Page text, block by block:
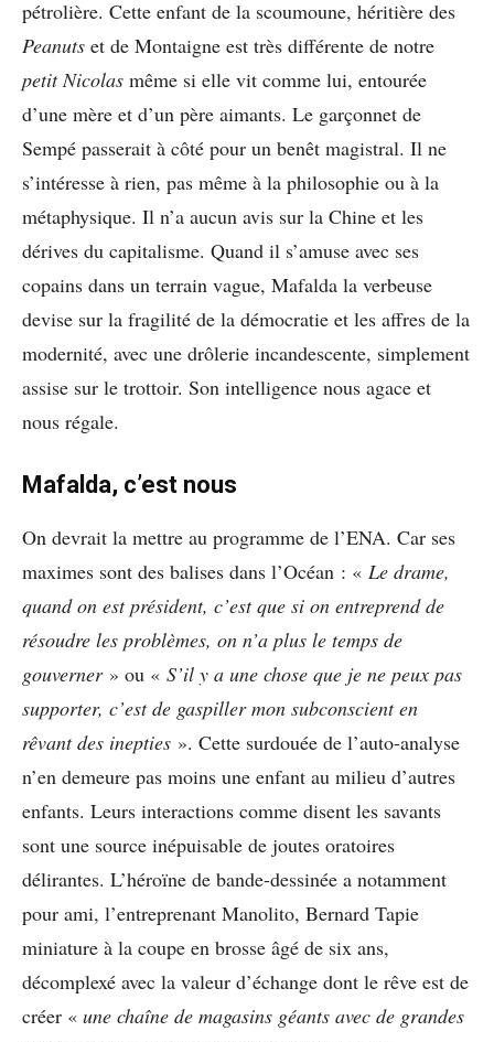
pétrolière. Cette enfant de la scoumoune, héritière des
Peanuts et de Montaigne est très différente de notre
petit Nicolas même si elle vit comme lui, entourée
d’une mère et d’un père aimants. Le garçonnet de
Sempé passerait à côté pour un benêt magistral. Il ne
s’intéresse à rien, pas même à la philosophie ou à la
métaphysique. Il n’a aucun avis sur la Chine et les
dérives du capitalisme. Quand il s’amuse avec ses
copains dans un terrain vague, Mafalda la verbeuse
devise sur la fragilité de la démocratie et les affres de la
modernité, avec une drôlerie incandescente, simplement
assise sur le trottoir. Son intelligence nous agace et
nous régale.
Mafalda, c’est nous
On devrait la mettre au programme de l’ENA. Car ses
maximes sont des balises dans l’Océan : « Le drame,
quand on est président, c’est que si on entreprend de
résoudre les problèmes, on n’a plus le temps de
gouverner » ou « S’il y a une chose que je ne peux pas
supporter, c’est de gaspiller mon subconscient en
rêvant des inepties ». Cette surdouée de l’auto-analyse
n’en demeure pas moins une enfant au milieu d’autres
enfants. Leurs interactions comme disent les savants
sont une source inépuisable de joutes oratoires
délirantes. L’héroïne de bande-dessinée a notamment
pour ami, l’entreprenant Manolito, Bernard Tapie
miniature à la coupe en brosse âgé de six ans,
décomplexé avec la valeur d’échange dont le rêve est de
créer « une chaîne de magasins géants avec de grandes